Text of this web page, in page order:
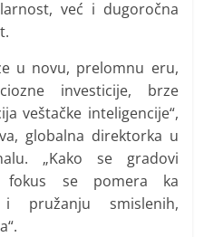
već i dugoročna
u novu, prelomnu eru,
investicije, brze
veštačke inteligencije“,
globalna direktorka u
„Kako se gradovi
fokus se pomera ka
pružanju smislenih,